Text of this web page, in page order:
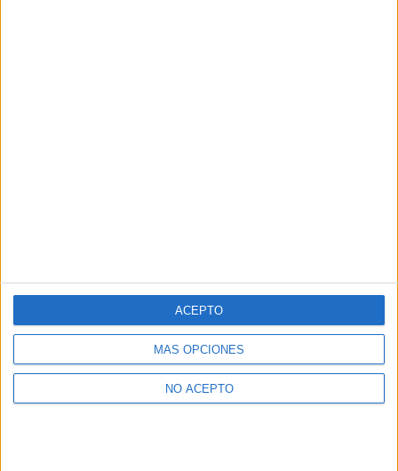
MÁS OPCIONES
NO ACEPTO
ACEPTO